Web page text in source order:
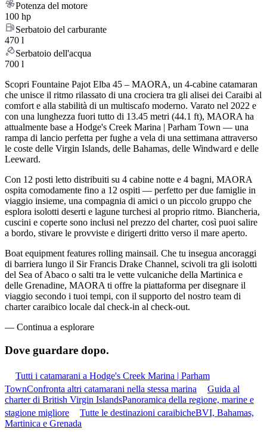
Potenza del motore
100 hp
Serbatoio del carburante
470 l
Serbatoio dell'acqua
700 l
Scopri Fountaine Pajot Elba 45 – MAORA, un 4-cabine catamaran
che unisce il ritmo rilassato di una crociera tra gli alisei dei Caraibi al
comfort e alla stabilità di un multiscafo moderno. Varato nel 2022 e
con una lunghezza fuori tutto di 13.45 metri (44.1 ft), MAORA ha
attualmente base a Hodge's Creek Marina | Parham Town — una
rampa di lancio perfetta per fughe a vela di una settimana attraverso
le coste delle Virgin Islands, delle Bahamas, delle Windward e delle
Leeward.
Con 12 posti letto distribuiti su 4 cabine notte e 4 bagni, MAORA
ospita comodamente fino a 12 ospiti — perfetto per due famiglie in
viaggio insieme, una compagnia di amici o un piccolo gruppo che
esplora isolotti deserti e lagune turchesi al proprio ritmo. Biancheria,
cuscini e coperte sono inclusi nel prezzo del charter, così puoi salire
a bordo, stivare le provviste e dirigerti dritto verso il mare aperto.
Boat equipment features rolling mainsail. Che tu insegua ancoraggi
di barriera lungo il Sir Francis Drake Channel, scivoli tra gli isolotti
del Sea of Abaco o salti tra le vette vulcaniche della Martinica e
delle Grenadine, MAORA ti offre la piattaforma per disegnare il
viaggio secondo i tuoi tempi, con il supporto del nostro team di
charter caraibico locale dal check-in al check-out.
— Continua a esplorare
Dove guardare dopo.
Tutti i catamarani a Hodge's Creek Marina | Parham
TownConfronta altri catamarani nella stessa marina
Guida al
charter di British Virgin IslandsPanoramica della regione, marine e
stagione migliore
Tutte le destinazioni caraibicheBVI, Bahamas,
Martinica e Grenada